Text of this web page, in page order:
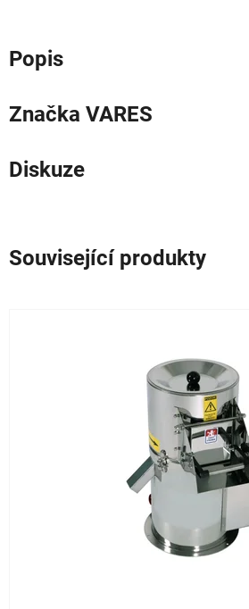
Popis
Značka VARES
Diskuze
Související produkty